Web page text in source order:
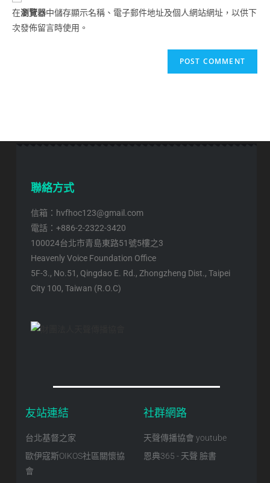
在瀏覽器中儲存顯示名稱、電子郵件地址及個人網站網址，以供下
次發佈留言時使用。
聯絡方式
信箱：hvfhoc123@gmail.com
電話：+886-2-2322-3420
100024台北市青島東路51號5樓之3
Heavenly Voice Foundation Office
5F-3., No.51, Qingdao E. Rd., Zhongzheng Dist., Taipei
City 100, Taiwan (R.O.C)
友站連結
台北基督之家
歐伊寇斯OIKOS社區關懷協
會
社群網路
天聲傳播協會 youtube
恩典365 - 天聲 臉書